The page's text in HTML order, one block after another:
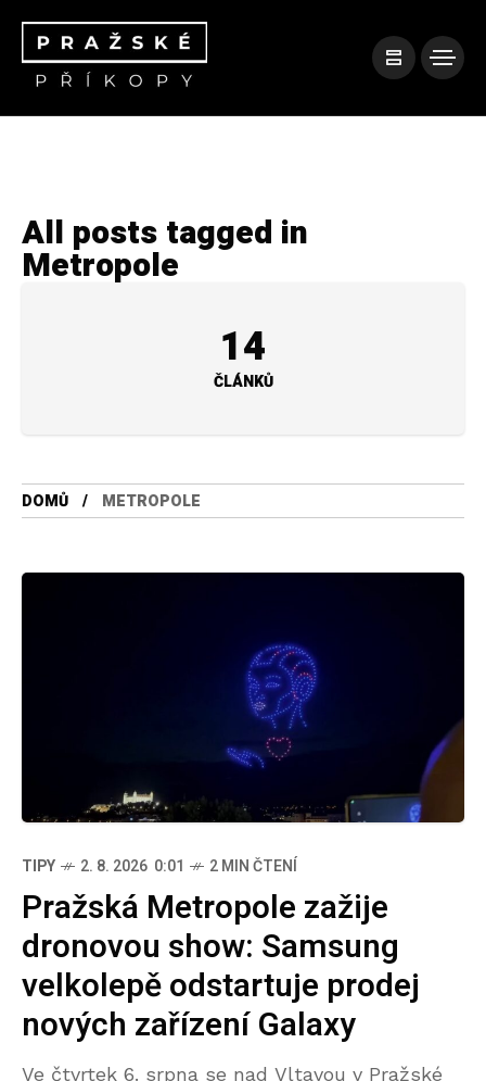
All posts tagged in
Metropole
14
ČLÁNKŮ
DOMŮ METROPOLE
TIPY 2. 8. 2026 0:01 2 MIN ČTENÍ
Pražská Metropole zažije
dronovou show: Samsung
velkolepě odstartuje prodej
nových zařízení Galaxy
Ve čtvrtek 6. srpna se nad Vltavou v Pražské